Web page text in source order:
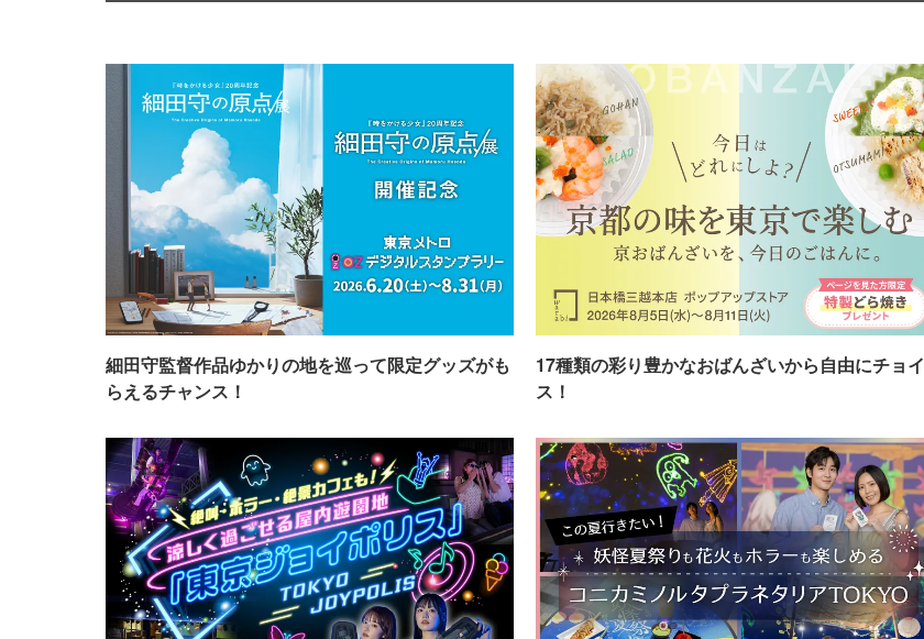
細田守監督作品ゆかりの地を巡って限定グッズがも
らえるチャンス！
17種類の彩り豊かなおばんざいから自由にチョイ
ス！